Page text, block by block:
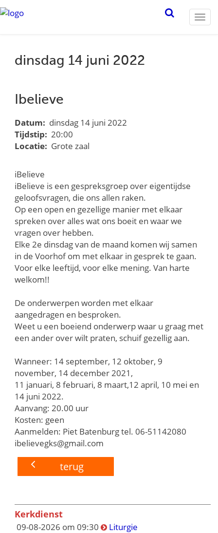
dinsdag 14 juni 2022
Ibelieve
Datum: dinsdag 14 juni 2022
Tijdstip: 20:00
Locatie: Grote zaal
iBelieve
iBelieve is een gespreksgroep over eigentijdse
geloofsvragen, die ons allen raken.
Op een open en gezellige manier met elkaar
spreken over alles wat ons boeit en waar we
vragen over hebben.
Elke 2e dinsdag van de maand komen wij samen
in de Voorhof om met elkaar in gesprek te gaan.
Voor elke leeftijd, voor elke mening. Van harte
welkom!!
De onderwerpen worden met elkaar
aangedragen en besproken.
Weet u een boeiend onderwerp waar u graag met
een ander over wilt praten, schuif gezellig aan.
Wanneer: 14 september, 12 oktober, 9
november, 14 december 2021,
11 januari, 8 februari, 8 maart,12 april, 10 mei en
14 juni 2022.
Aanvang: 20.00 uur
Kosten: geen
Aanmelden: Piet Batenburg tel. 06-51142080
ibelievegks@gmail.com
terug
Kerkdienst
09-08-2026 om 09:30 Liturgie